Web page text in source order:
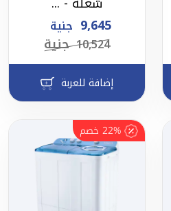
9,645 جنية
10,524 جنية
إضافة للعربة
22% خصم